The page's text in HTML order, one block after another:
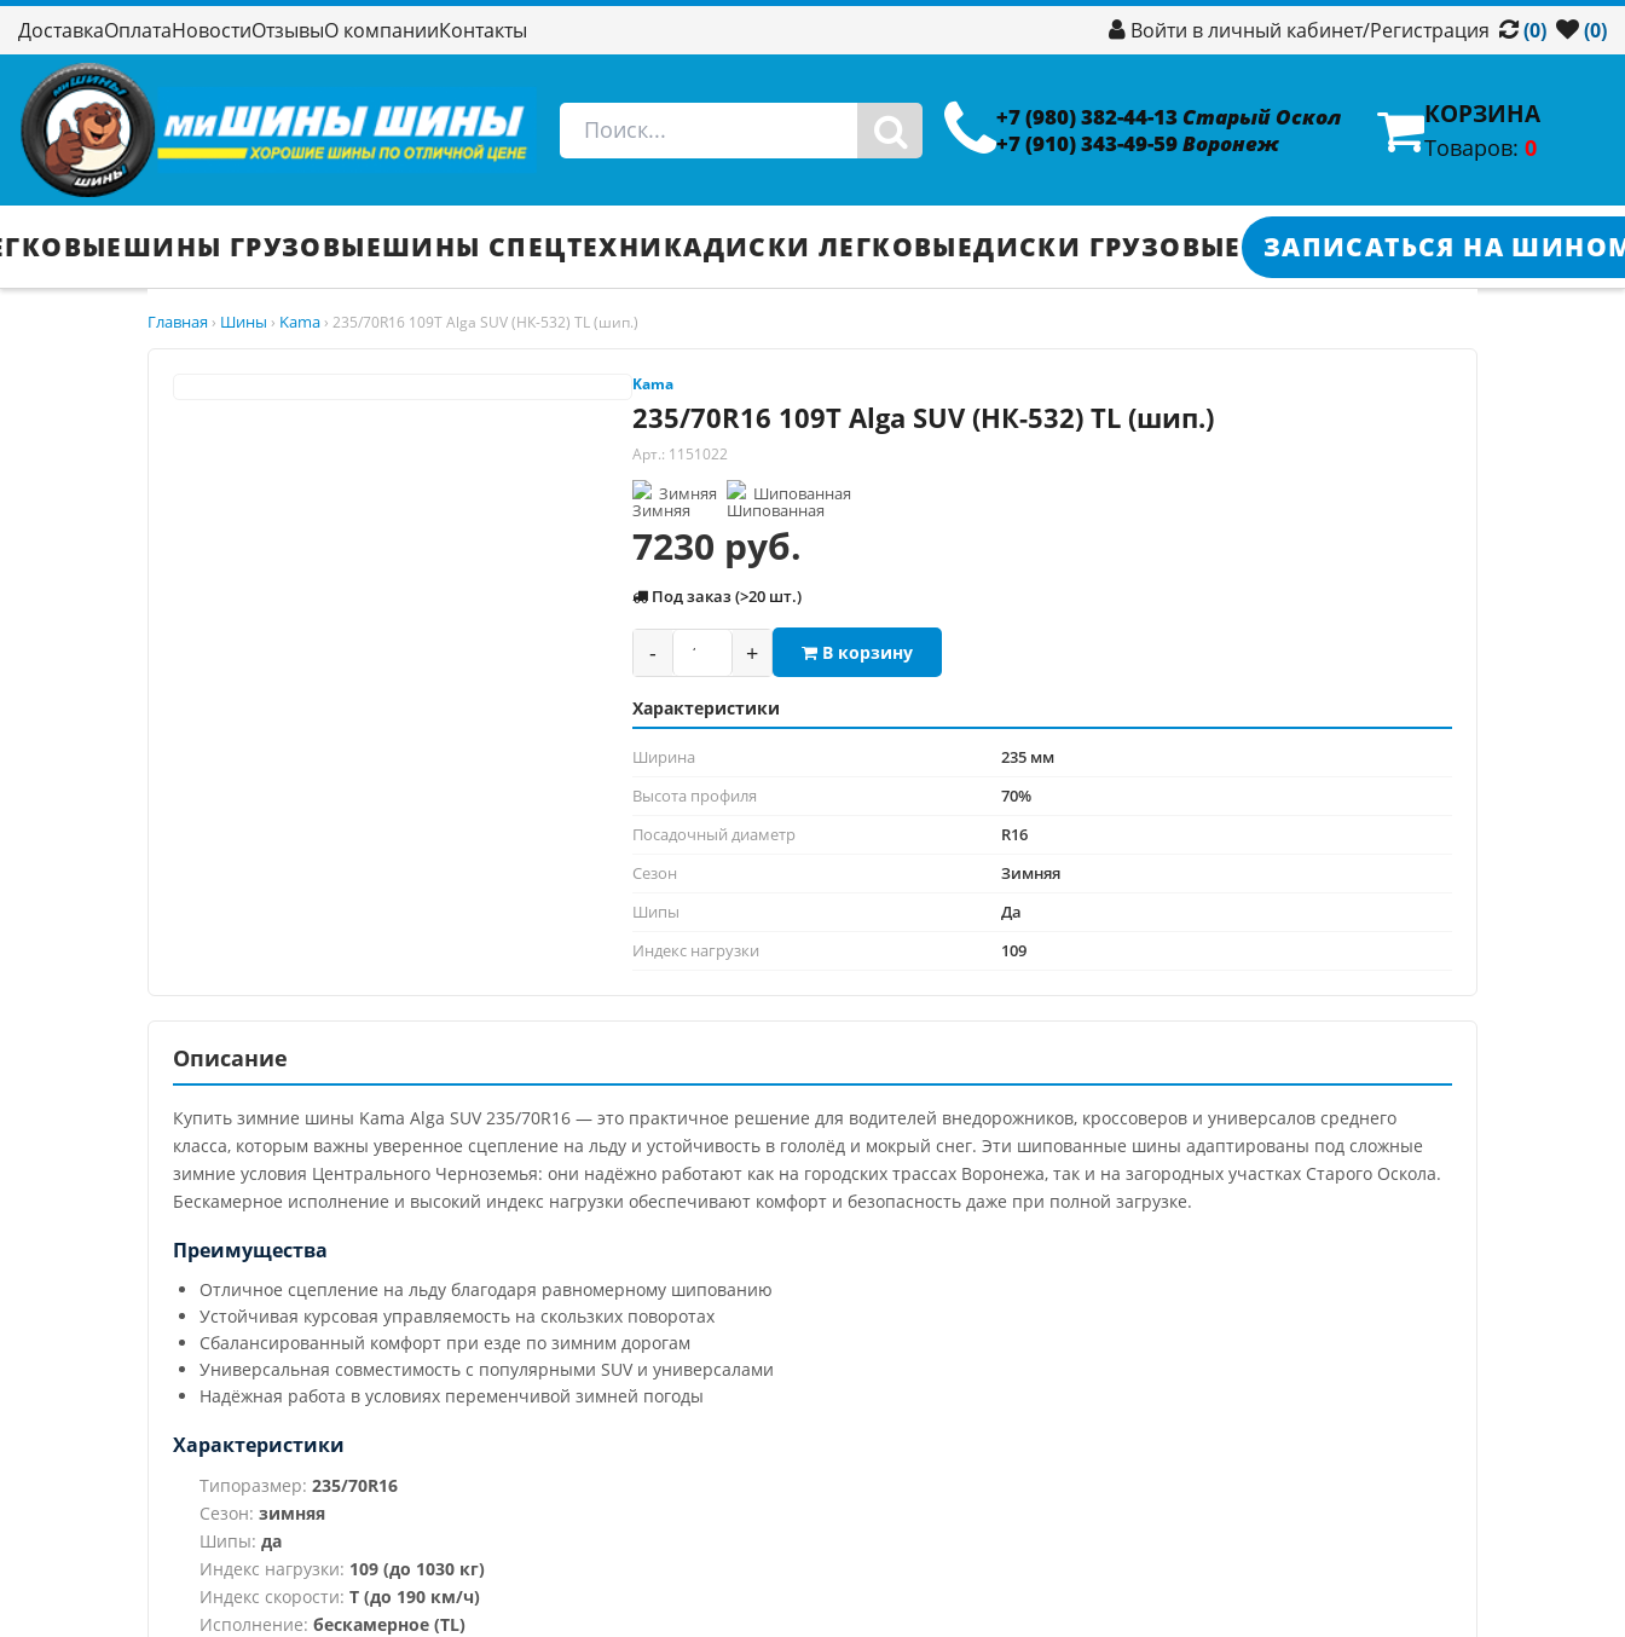
ДоставкаОплатаНовостиОтзывыО компанииКонтакты Войти в личный кабинет/Регистрация (0) (0)
+7 (980) 382-44-13 Старый Оскол
+7 (910) 343-49-59Воронеж
КОРЗИНА
Товаров: 0
ШИНЫ ГРУЗОВЫЕШИНЫ СПЕЦТЕХНИКАДИСКИ ЛЕГКОВЫЕДИСКИ ГРУЗОВЫЕ ЗАПИСАТЬСЯ НА
Главная › Шины › Kama › 235/70R16 109T Alga SUV (НК-532) TL (шип.)
Kama
235/70R16 109T Alga SUV (НК-532) TL (шип.)
Арт.: 1151022
Зимняя Шипованная
7230 руб.
Под заказ (>20 шт.)
- + В корзину
Характеристики
Ширина
235 мм
Высота профиля
70%
Посадочный диаметр
R16
Сезон
Зимняя
Шипы
Да
Индекс нагрузки
109
Описание
Купить зимние шины Kama Alga SUV 235/70R16 — это практичное решение для водителей внедорожников, кроссоверов и универсалов среднего
класса, которым важны уверенное сцепление на льду и устойчивость в гололёд и мокрый снег. Эти шипованные шины адаптированы под сложные
зимние условия Центрального Черноземья: они надёжно работают как на городских трассах Воронежа, так и на загородных участках Старого Оскола.
Бескамерное исполнение и высокий индекс нагрузки обеспечивают комфорт и безопасность даже при полной загрузке.
Преимущества
Отличное сцепление на льду благодаря равномерному шипованию
Устойчивая курсовая управляемость на скользких поворотах
Сбалансированный комфорт при езде по зимним дорогам
Универсальная совместимость с популярными SUV и универсалами
Надёжная работа в условиях переменчивой зимней погоды
Характеристики
Типоразмер: 235/70R16
Сезон: зимняя
Шипы: да
Индекс нагрузки: 109 (до 1030 кг)
Индекс скорости: T (до 190 км/ч)
Исполнение: бескамерное (TL)